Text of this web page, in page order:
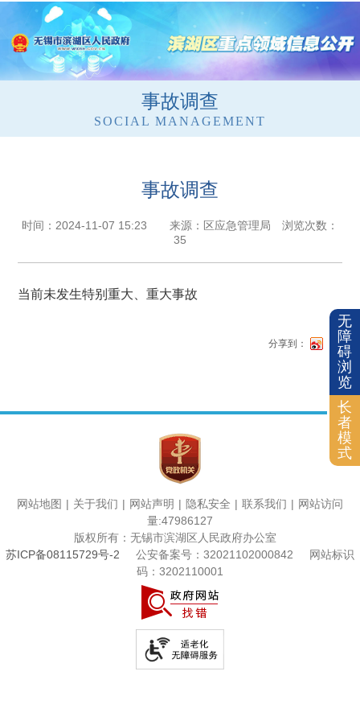
无
障
碍
浏
览
长
者
模
式
事故调查
SOCIAL MANAGEMENT
事故调查
时间：2024-11-07 15:23 来源：区应急管理局 浏览次数：
35
当前未发生特别重大、重大事故
分享到：
网站地图 | 关于我们 | 网站声明 | 隐私安全 | 联系我们 | 网站访问
量:47986127
版权所有：无锡市滨湖区人民政府办公室
苏ICP备08115729号-2
公安备案号：32021102000842
网站标识
码：3202110001